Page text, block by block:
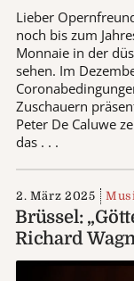
Lieber
noch bis zum
Monnaie in der
sehen. Im
Zuschauern
Peter De Caluwe
das . . .
2. März 2025
Brüssel:
Richard